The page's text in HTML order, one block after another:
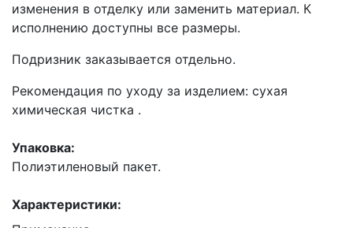
изменения в отделку или заменить материал. К
исполнению доступны все размеры.
Подризник заказывается отдельно.
Рекомендация по уходу за изделием: сухая
химическая чистка .
Упаковка:
Полиэтиленовый пакет.
Характеристики: